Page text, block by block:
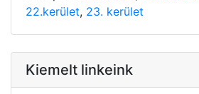
22.kerület, 23. kerület
Kiemelt linkeink